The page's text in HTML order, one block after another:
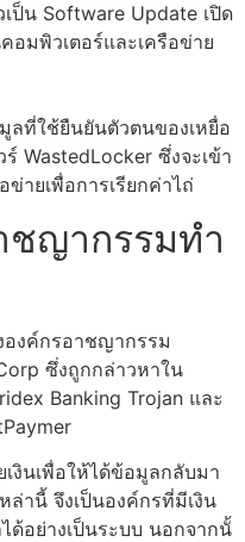
ป็น Software Update เปิด
อมพิวเตอร์และเครือข่าย
ที่ใช้ยืนยันตัวตนของเหยื่อ
WastedLocker ซึ่งจะเข้า
ายเพื่อการเรียกค่าไถ่
ชญากรรมทำ
งค์กรอาชญากรรม
ซึ่งถูกกล่าวหาใน
Banking Trojan และ
งินเพื่อให้ได้ข้อมูลกลับมา
านี้ จึงเป็นองค์กรที่มีเงิน
อย่างเป็นระบบ นอกจากนั้